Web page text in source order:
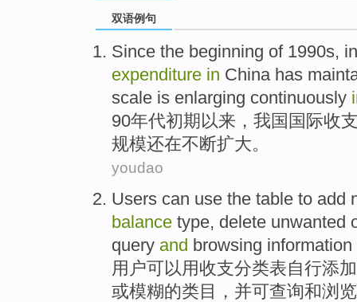
双语例句
Since the beginning of 1990s,
expenditure in China has
scale is enlarging continuously
90年代初期 以来 ， 我国 国际收
规模还在不断扩大。
youdao
Users can use the table to add
balance type, delete unwanted
query and browsing information
用户可以用 收支分类表自行添加
或模糊的类目， 并可查询和浏览